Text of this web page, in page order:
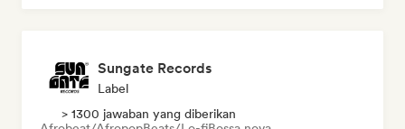
Sungate Records
Label
> 1300 jawaban yang diberikan